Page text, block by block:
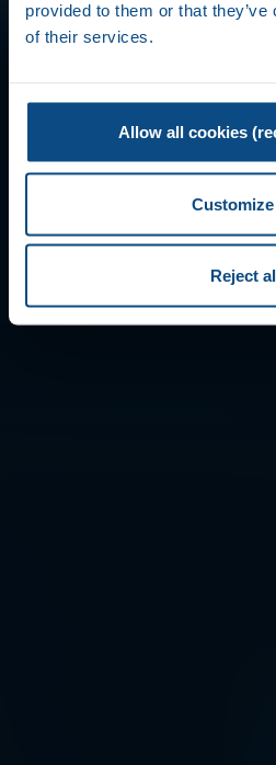
provided to them or that
of their services.
Allow all cookies
Customize
Reject